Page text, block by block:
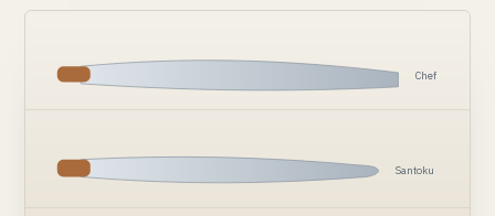
Chef
Santoku